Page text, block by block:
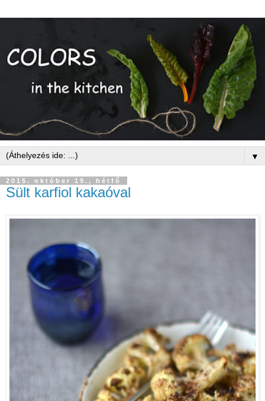
▼
2015. október 19., hétfő
Sült karfiol kakaóval